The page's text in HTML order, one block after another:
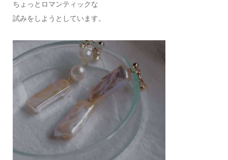
ちょっとロマンティックな
試みをしようとしています。